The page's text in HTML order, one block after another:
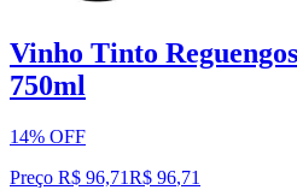
Vinho Tinto
750ml
14% OFF
Preço R$ 96,71R$ 96,71